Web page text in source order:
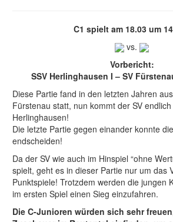
C1 spielt am 18.03 um
vs.
Vorbericht:
SSV Herlinghausen I – SV
Diese Partie fand in den letzten Jahren
Fürstenau statt, nun kommt der SV
Herlinghausen!
Die letzte Partie gegen einander konnte
endscheiden!
Da der SV wie auch im Hinspiel “ohne
spielt, geht es in dieser Partie nur um das
Punktspiele! Trotzdem werden die jungen
im ersten Spiel einen Sieg einzufahren.
Die C-Junioren würden sich sehr